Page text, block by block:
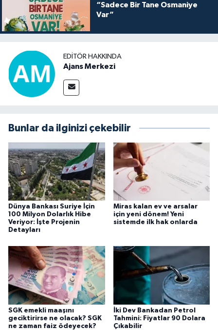
“Sadece Bir Tane Osmaniye
Var”
EDITÖR HAKKINDA
Ajans Merkezi
Bunlar da ilginizi çekebilir
Dünya Bankası Suriye İçin
100 Milyon Dolarlık Hibe
Veriyor: İşte Projenin
Detayları
Miras kalan ev ve arsalar
için yeni dönem! Yeni
sistemde ilk hak onlarda
SGK emekli maaşını
geciktirirse ne olacak? SGK
ne zaman faiz ödeyecek?
İki Dev Bankadan Petrol
Tahmini: Fiyatlar 90 Dolara
Çıkabilir